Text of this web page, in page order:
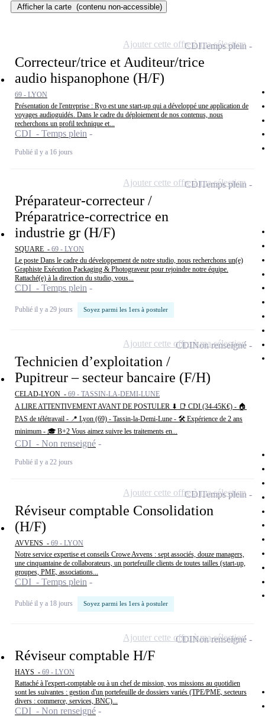
Afficher la carte (contenu non-accessible)
Correcteur/trice et Auditeur/trice
audio hispanophone (H/F)
69 - LYON
Présentation de l'entreprise : Ryo est une start-up qui a développé une application de
voyages audioguidés. Dans le cadre du déploiement de nos contenus, nous
recherchons un profil technique et...
CDI - Temps plein
Publié il y a 16 jours
CDITemps plein
Ajouter cette offre à ma sélection
Préparateur-correcteur /
Préparatrice-correctrice en
industrie gr (H/F)
SQUARE - 69 - LYON
Le poste Dans le cadre du développement de notre studio, nous recherchons un(e)
Graphiste Exécution Packaging & Photograveur pour rejoindre notre équipe.
Rattaché(e) à la direction du studio, vous...
CDI - Temps plein
Publié il y a 29 jours Soyez parmi les 1ers à postuler
CDITemps plein
Ajouter cette offre à ma sélection
Technicien d’exploitation /
Pupitreur – secteur bancaire (F/H)
CELAD-LYON - 69 - TASSIN-LA-DEMI-LUNE
A LIRE ATTENTIVEMENT AVANT DE POSTULER ⬇ 📑 CDI (34-45K€) - 🏠
PAS de télétravail - 📍 Lyon (69) - Tassin-la-Demi-Lune - 🛠 Expérience de 2 ans
minimum - 🎓 B+2 Vous aimez suivre les traitements en...
CDI - Non renseigné
Publié il y a 22 jours
CDINon renseigné
Ajouter cette offre à ma sélection
Réviseur comptable Consolidation
(H/F)
AVVENS - 69 - LYON
Notre service expertise et conseils Crowe Avvens : sept associés, douze managers,
une cinquantaine de collaborateurs, un portefeuille clients de toutes tailles (start-up,
groupes, PME, associations...
CDI - Temps plein
Publié il y a 18 jours Soyez parmi les 1ers à postuler
CDITemps plein
Ajouter cette offre à ma sélection
Réviseur comptable H/F
HAYS - 69 - LYON
Rattaché à l'expert-comptable ou à un chef de mission, vos missions au quotidien
sont les suivantes : gestion d'un portefeuille de dossiers variés (TPE/PME, secteurs
divers : commerce, services, BNC)...
CDI - Non renseigné
CDINon renseigné
Ajouter cette offre à ma sélection